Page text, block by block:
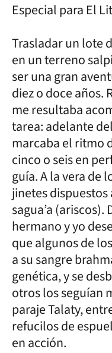
Especial para El
Trasladar un lote
en un terreno
ser una gran
diez o doce años.
me resultaba
tarea: adelante
marcaba el ritmo
cinco o seis en
guía. A la vera de
jinetes
sagua’a
hermano y yo
que algunos de
a su sangre
genética, y se
otros los seguían
paraje Talaty,
refucilos de
en acción.